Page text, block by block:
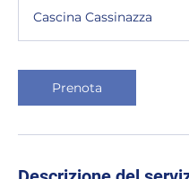
Cascina Cassinazza
Prenota